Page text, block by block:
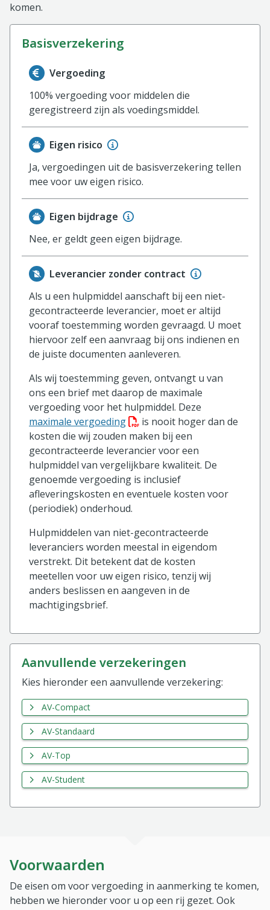
komen.
basisverzekering
Informatie over de vergoeding van de
Vergoeding
100% vergoeding voor middelen die
geregistreerd zijn als voedingsmiddel.
Eigen risico
Ja, vergoedingen uit de basisverzekering tellen
mee voor uw eigen risico.
Eigen bijdrage
Nee, er geldt geen eigen bijdrage.
Leverancier zonder contract
Als u een hulpmiddel aanschaft bij een niet-
gecontracteerde leverancier, moet er altijd
vooraf toestemming worden gevraagd. U moet
hiervoor zelf een aanvraag bij ons indienen en
de juiste documenten aanleveren.
Als wij toestemming geven, ontvangt u van
ons een brief met daarop de maximale
vergoeding voor het hulpmiddel. Deze
maximale vergoeding(PDF bestand, download
is nooit hoger dan de
kosten die wij zouden maken bij een
gecontracteerde leverancier voor een
hulpmiddel van vergelijkbare kwaliteit. De
genoemde vergoeding is inclusief
afleveringskosten en eventuele kosten voor
(periodiek) onderhoud.
Hulpmiddelen van niet-gecontracteerde
leveranciers worden meestal in eigendom
verstrekt. Dit betekent dat de kosten
meetellen voor uw eigen risico, tenzij wij
anders beslissen en aangeven in de
machtigingsbrief.
aanvullende verzekeringen
Kies hieronder een aanvullende verzekering:
AV-Compact
AV-Standaard
AV-Top
AV-Student
Voorwaarden
De eisen om voor vergoeding in aanmerking te komen,
hebben we hieronder voor u op een rij gezet. Ook